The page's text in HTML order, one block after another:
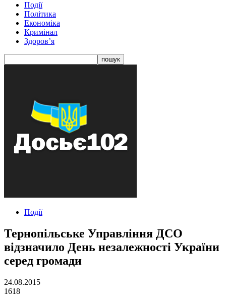
Події
Політика
Економіка
Кримінал
Здоров’я
Події
Тернопільське Управління ДСО
відзначило День незалежності України
серед громади
24.08.2015
1618